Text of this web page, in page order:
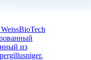
из